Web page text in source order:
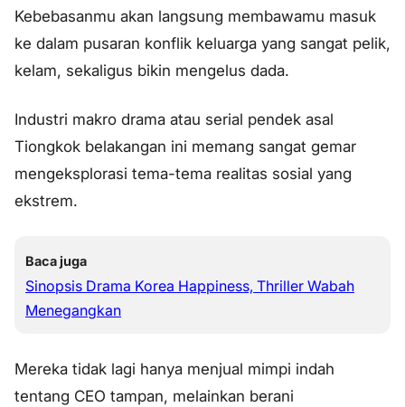
Kebebasanmu akan langsung membawamu masuk
ke dalam pusaran konflik keluarga yang sangat pelik,
kelam, sekaligus bikin mengelus dada.
Industri makro drama atau serial pendek asal
Tiongkok belakangan ini memang sangat gemar
mengeksplorasi tema-tema realitas sosial yang
ekstrem.
Baca juga
Sinopsis Drama Korea Happiness, Thriller Wabah
Menegangkan
Mereka tidak lagi hanya menjual mimpi indah
tentang CEO tampan, melainkan berani